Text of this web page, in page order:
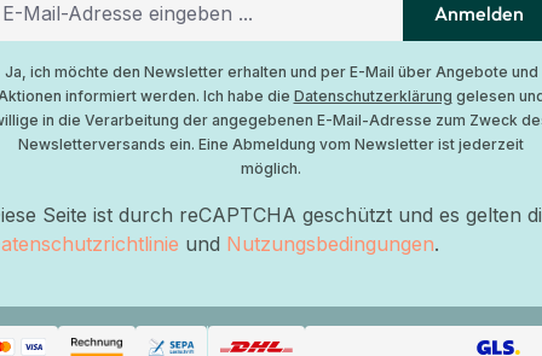
Anmelden
Ja, ich möchte den Newsletter erhalten und per E-Mail über Angebote und
informiert werden. Ich habe die Datenschutzerklärung gelesen
in die Verarbeitung der angegebenen E-Mail-Adresse zum Zweck
Newsletterversands ein. Eine Abmeldung vom Newsletter ist jederzeit
möglich.
Seite ist durch reCAPTCHA geschützt und es gelten
und Nutzungsbedingungen.